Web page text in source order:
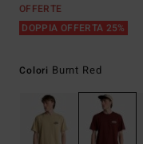
OFFERTE
DOPPIA OFFERTA 25%
Colori Burnt Red